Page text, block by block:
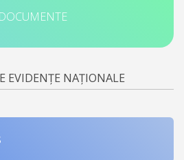
EVIDENȚE NAȚIONALE